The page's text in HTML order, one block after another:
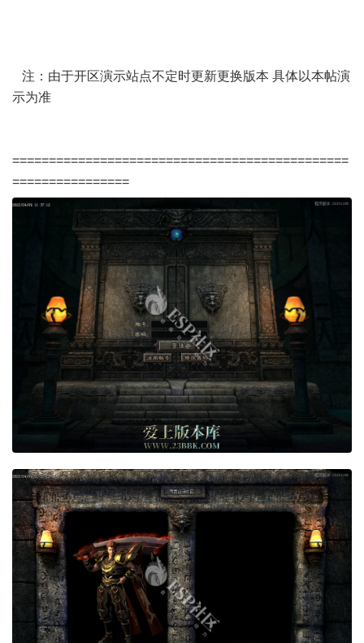
注：由于开区演示站点不定时更新更换版本 具体以本帖演
示为准
==============================================
================